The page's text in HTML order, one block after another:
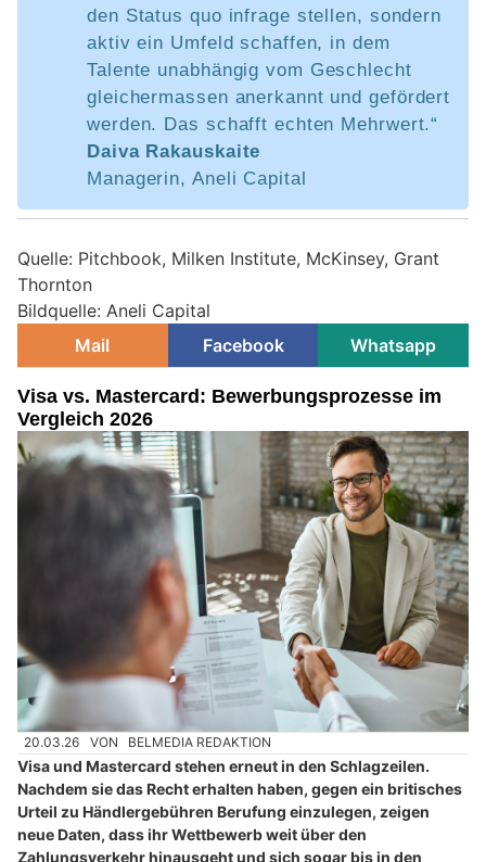
den Status quo infrage stellen, sondern
aktiv ein Umfeld schaffen, in dem
Talente unabhängig vom Geschlecht
gleichermassen anerkannt und gefördert
werden. Das schafft echten Mehrwert.“
Daiva Rakauskaite
Managerin, Aneli Capital
Quelle: Pitchbook, Milken Institute, McKinsey, Grant
Thornton
Bildquelle: Aneli Capital
Mail
Facebook Whatsapp
Visa vs. Mastercard: Bewerbungsprozesse im
Vergleich 2026
20.03.26 VON BELMEDIA REDAKTION
Visa und Mastercard stehen erneut in den Schlagzeilen.
Nachdem sie das Recht erhalten haben, gegen ein britisches
Urteil zu Händlergebühren Berufung einzulegen, zeigen
neue Daten, dass ihr Wettbewerb weit über den
Zahlungsverkehr hinausgeht und sich sogar bis in den